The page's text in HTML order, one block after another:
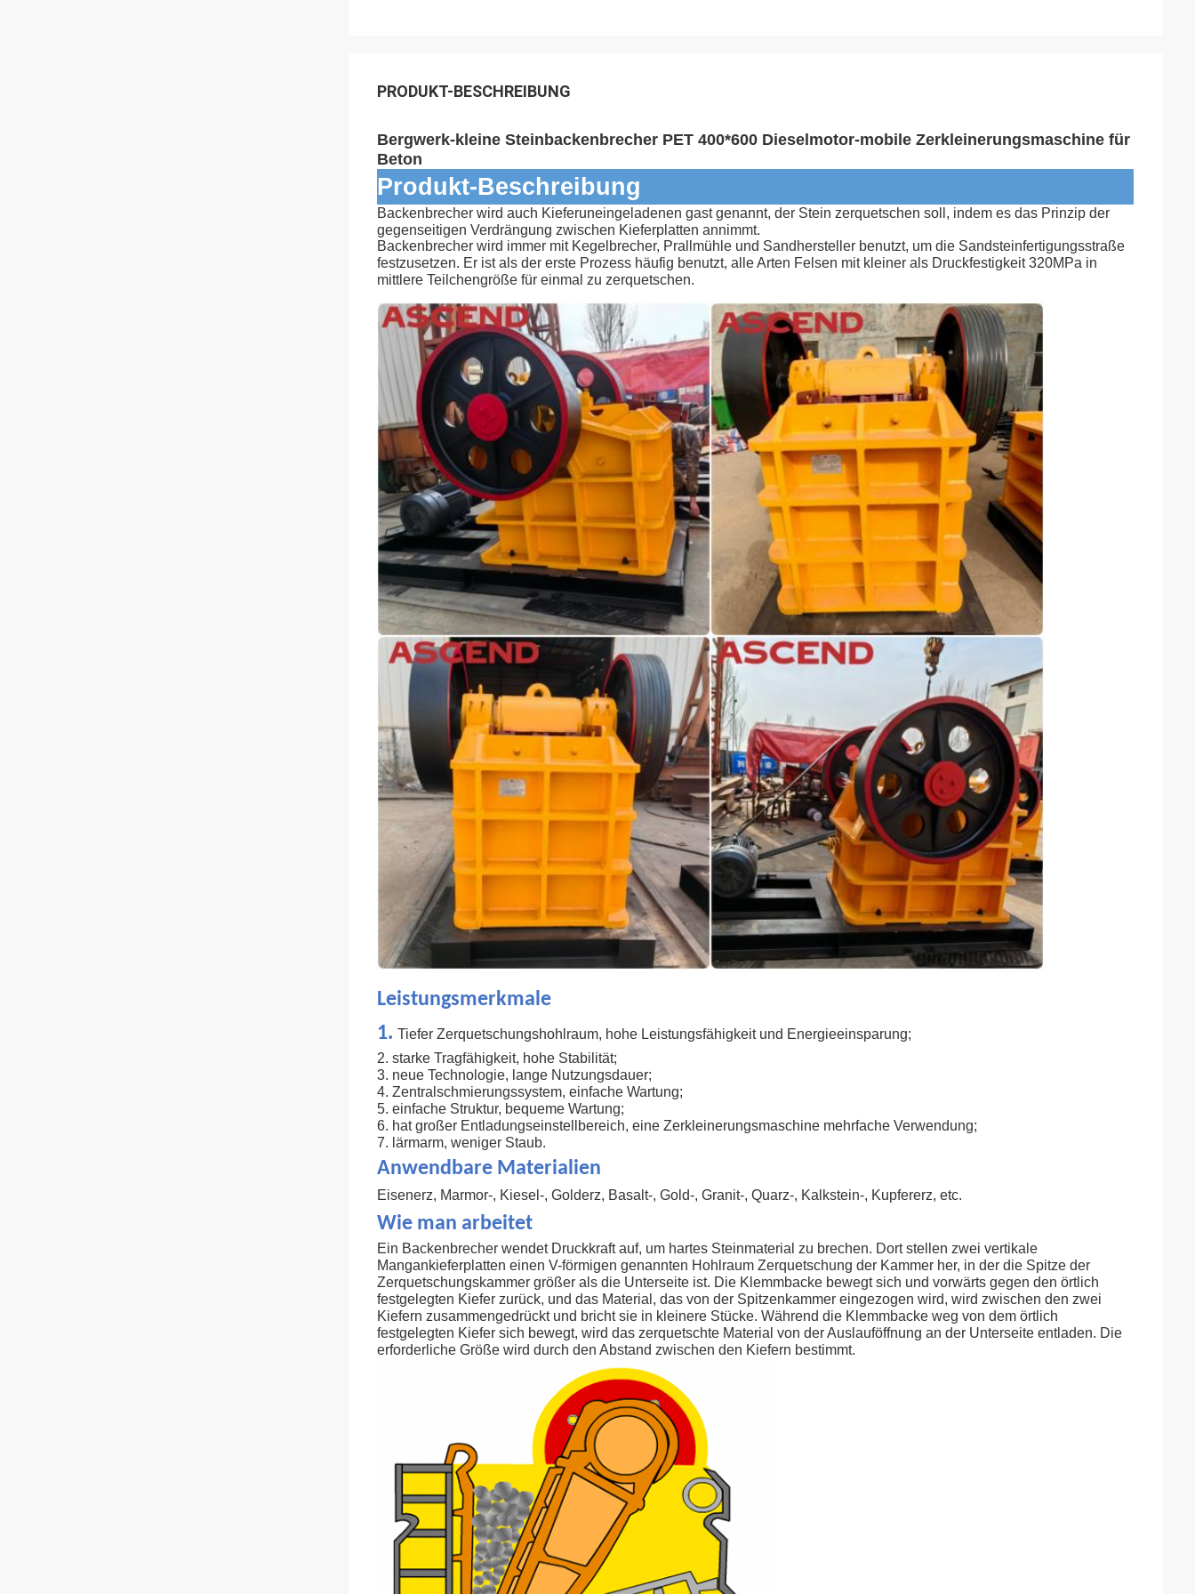
PRODUKT-BESCHREIBUNG
Bergwerk-kleine Steinbackenbrecher PET 400*600 Dieselmotor-mobile Zerkleinerungsmaschine für
Beton
Produkt-Beschreibung
Backenbrecher wird auch Kieferuneingeladenen gast genannt, der Stein zerquetschen soll, indem es das Prinzip der
gegenseitigen Verdrängung zwischen Kieferplatten annimmt.
Backenbrecher wird immer mit Kegelbrecher, Prallmühle und Sandhersteller benutzt, um die Sandsteinfertigungsstraße
festzusetzen. Er ist als der erste Prozess häufig benutzt, alle Arten Felsen mit kleiner als Druckfestigkeit 320MPa in
mittlere Teilchengröße für einmal zu zerquetschen.
Leistungsmerkmale
1. Tiefer Zerquetschungshohlraum, hohe Leistungsfähigkeit und Energieeinsparung;
2. starke Tragfähigkeit, hohe Stabilität;
3. neue Technologie, lange Nutzungsdauer;
4. Zentralschmierungssystem, einfache Wartung;
5. einfache Struktur, bequeme Wartung;
6. hat großer Entladungseinstellbereich, eine Zerkleinerungsmaschine mehrfache Verwendung;
7. lärmarm, weniger Staub.
Anwendbare Materialien
Eisenerz, Marmor-, Kiesel-, Golderz, Basalt-, Gold-, Granit-, Quarz-, Kalkstein-, Kupfererz, etc.
Wie man arbeitet
Ein Backenbrecher wendet Druckkraft auf, um hartes Steinmaterial zu brechen. Dort stellen zwei vertikale
Mangankieferplatten einen V-förmigen genannten Hohlraum Zerquetschung der Kammer her, in der die Spitze der
Zerquetschungskammer größer als die Unterseite ist. Die Klemmbacke bewegt sich und vorwärts gegen den örtlich
festgelegten Kiefer zurück, und das Material, das von der Spitzenkammer eingezogen wird, wird zwischen den zwei
Kiefern zusammengedrückt und bricht sie in kleinere Stücke. Während die Klemmbacke weg von dem örtlich
festgelegten Kiefer sich bewegt, wird das zerquetschte Material von der Auslauföffnung an der Unterseite entladen. Die
erforderliche Größe wird durch den Abstand zwischen den Kiefern bestimmt.